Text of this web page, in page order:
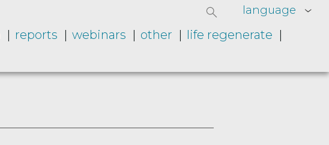
reports webinars other
life regenerate
language